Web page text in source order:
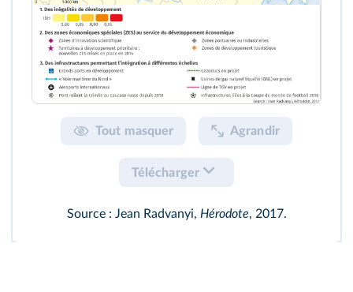
Tout masquer Agrandir
Télécharger
Source : Jean Radvanyi, Hérodote, 2017.